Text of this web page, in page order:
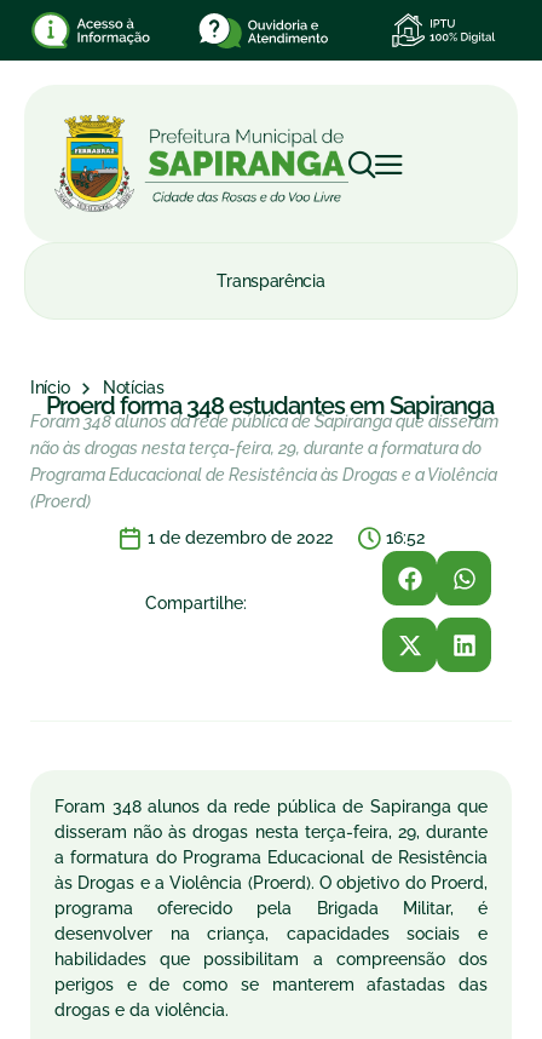
Transparência
Início Notícias
Proerd forma 348 estudantes em Sapiranga
Foram 348 alunos da rede pública de Sapiranga que disseram
não às drogas nesta terça-feira, 29, durante a formatura do
Programa Educacional de Resistência às Drogas e a Violência
(Proerd)
1 de dezembro de 2022
16:52
Compartilhe:
Foram 348 alunos da rede pública de Sapiranga que
disseram não às drogas nesta terça-feira, 29, durante
a formatura do Programa Educacional de Resistência
às Drogas e a Violência (Proerd). O objetivo do Proerd,
programa oferecido pela Brigada Militar, é
desenvolver na criança, capacidades sociais e
habilidades que possibilitam a compreensão dos
perigos e de como se manterem afastadas das
drogas e da violência.